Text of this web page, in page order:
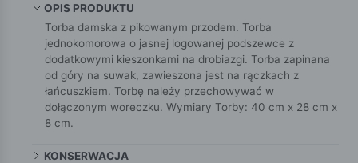
OPIS PRODUKTU
Torba damska z pikowanym przodem. Torba
jednokomorowa o jasnej logowanej podszewce z
dodatkowymi kieszonkami na drobiazgi. Torba zapinana
od góry na suwak, zawieszona jest na rączkach z
łańcuszkiem. Torbę należy przechowywać w
dołączonym woreczku. Wymiary Torby: 40 cm x 28 cm x
8 cm.
KONSERWACJA